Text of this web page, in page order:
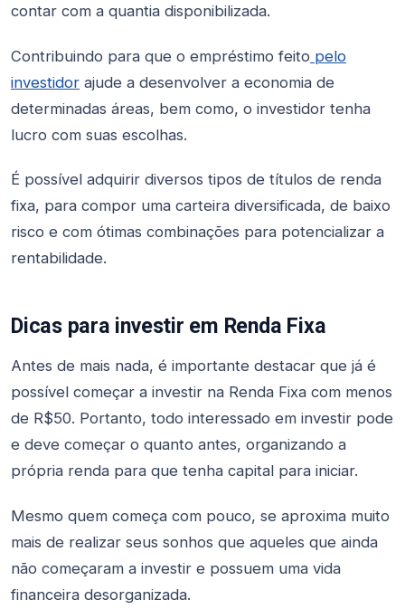
contar com a quantia disponibilizada.
Contribuindo para que o empréstimo feito pelo
investidor ajude a desenvolver a economia de
determinadas áreas, bem como, o investidor tenha
lucro com suas escolhas.
É possível adquirir diversos tipos de títulos de renda
fixa, para compor uma carteira diversificada, de baixo
risco e com ótimas combinações para potencializar a
rentabilidade.
Dicas para investir em Renda Fixa
Antes de mais nada, é importante destacar que já é
possível começar a investir na Renda Fixa com menos
de R$50. Portanto, todo interessado em investir pode
e deve começar o quanto antes, organizando a
própria renda para que tenha capital para iniciar.
Mesmo quem começa com pouco, se aproxima muito
mais de realizar seus sonhos que aqueles que ainda
não começaram a investir e possuem uma vida
financeira desorganizada.